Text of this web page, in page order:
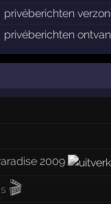
privéberichten
privéberichten
2009
🎬